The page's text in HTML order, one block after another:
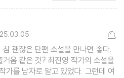
괜찮은 단편 소설을 만나면 좋다.
움 같은 것? 최진영 작가의 소설을
가를 남자로 알고 있었다. 그런데 여